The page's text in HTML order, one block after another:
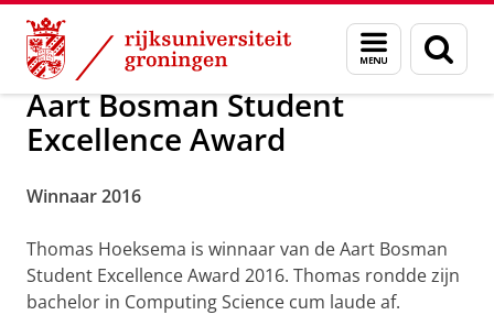
Skip
Content
Skip
Navigation
Menu
en
zoeken
Alumni Beurzen en prijzen
Aart Bosman Student
Excellence Award
Winnaar 2016
Thomas Hoeksema is winnaar van de Aart Bosman
Student Excellence Award 2016. Thomas rondde zijn
bachelor in Computing Science cum laude af.